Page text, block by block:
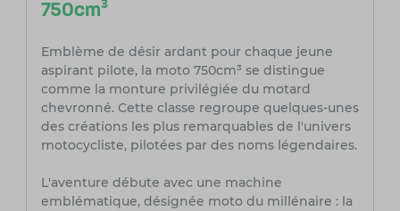
750cm³
Emblème de désir ardant pour chaque jeune
aspirant pilote, la moto 750cm³ se distingue
comme la monture privilégiée du motard
chevronné. Cette classe regroupe quelques-unes
des créations les plus remarquables de l'univers
motocycliste, pilotées par des noms légendaires.
L'aventure débute avec une machine
emblématique, désignée moto du millénaire : la